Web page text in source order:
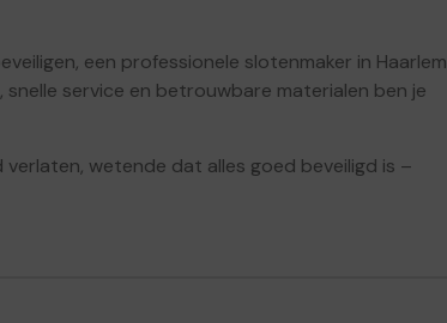
een professionele slotenmaker in Haarlem
service en betrouwbare materialen ben je
wetende dat alles goed beveiligd is –